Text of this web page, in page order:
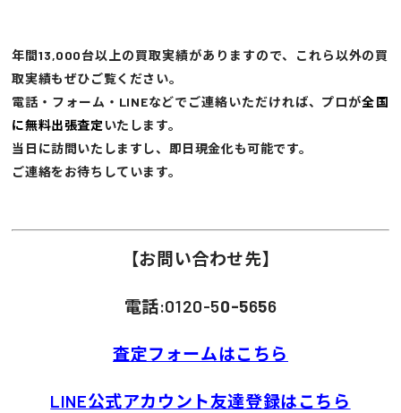
年間13,000台以上の買取実績がありますので、これら以外の買
取実績もぜひご覧ください。
電話・フォーム・LINEなどでご連絡いただければ、プロが全国
に無料出張査定 いたします。
当日に訪問いたしますし、即日現金化も可能です。
ご連絡をお待ちしています。
【お問い合わせ先】
電話:0120-50-5656
査定フォームはこちら
LINE公式アカウント友達登録はこちら